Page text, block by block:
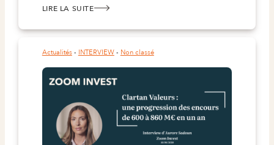
LIRE LA SUITE
:
IRELAND
LA
PLUS
BANQUE
IRLANDAISE.
Actualités - INTERVIEW - Non classé